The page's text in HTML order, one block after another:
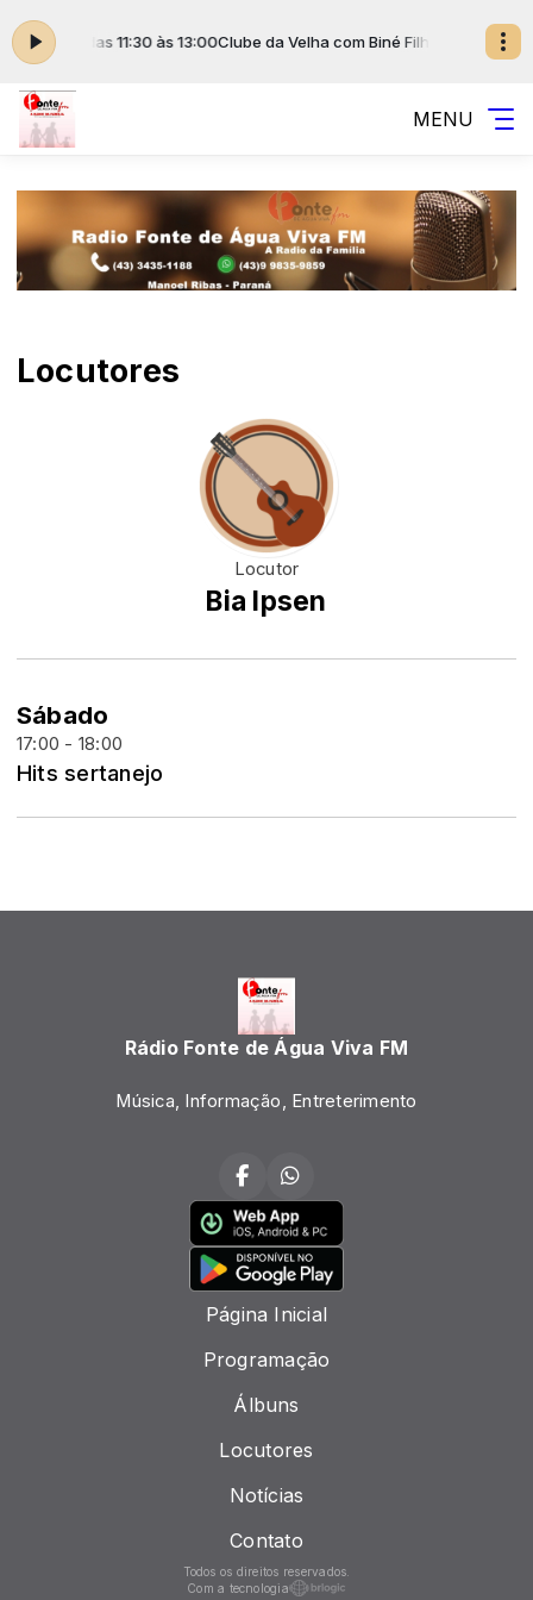
Filho das 11:30 às 13:00Clube da Velha com Biné Filho das 11:30 às
MENU
Locutores
Locutor
Bia Ipsen
Sábado
17:00 - 18:00
Hits sertanejo
Rádio Fonte de Água Viva FM
Música, Informação, Entreterimento
Página Inicial
Programação
Álbuns
Locutores
Notícias
Contato
Todos os direitos reservados.
Com a tecnologia